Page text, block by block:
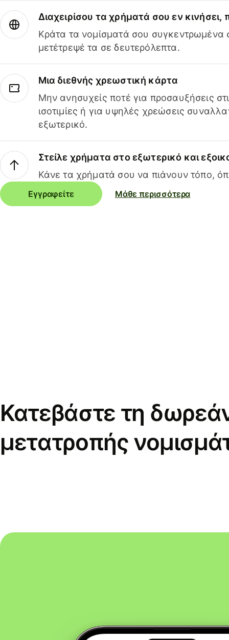
Διαχειρίσου τα χρήματά σου εν
Κράτα τα νομίσματά σου συγκεντρωμένα
μετέτρεψέ τα σε δευτερόλεπτα.
Μια διεθνής χρεωστική κάρτα
Μην ανησυχείς ποτέ για προσαυξήσεις
ισοτιμίες ή για υψηλές χρεώσεις
εξωτερικό.
Στείλε χρήματα στο εξωτερικό και
Κάνε τα χρήματά σου να πιάνουν τόπο,
Εγγραφείτε Μάθε περισσότερα
Κατεβάστε τη
μετατροπής